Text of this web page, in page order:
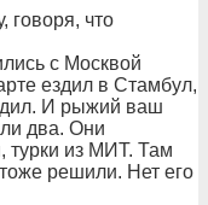
говоря, что
с Москвой
ездил в Стамбул,
И рыжий ваш
два. Они
турки из МИТ. Там
решили. Нет его